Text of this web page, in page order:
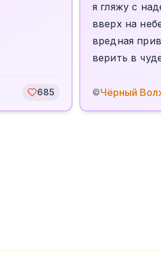
685
я гляжу с
вверх на
вредная
верить в
©Чёрный